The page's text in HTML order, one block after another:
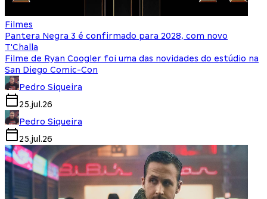
Filmes
Pantera Negra 3 é confirmado para 2028, com novo
T'Challa
Filme de Ryan Coogler foi uma das novidades do estúdio na
San Diego Comic-Con
Pedro Siqueira
25.jul.26
Pedro Siqueira
25.jul.26